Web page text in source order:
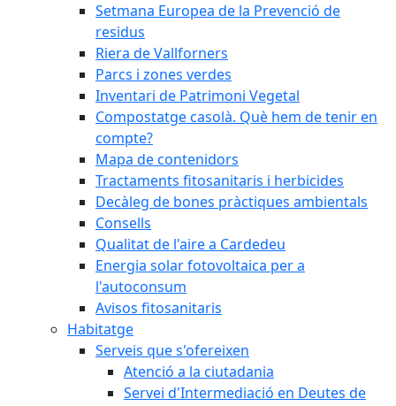
Setmana Europea de la Prevenció de
residus
Riera de Vallforners
Parcs i zones verdes
Inventari de Patrimoni Vegetal
Compostatge casolà. Què hem de tenir en
compte?
Mapa de contenidors
Tractaments fitosanitaris i herbicides
Decàleg de bones pràctiques ambientals
Consells
Qualitat de l'aire a Cardedeu
Energia solar fotovoltaica per a
l'autoconsum
Avisos fitosanitaris
Habitatge
Serveis que s'ofereixen
Atenció a la ciutadania
Servei d'Intermediació en Deutes de